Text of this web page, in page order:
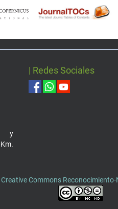
y
| Redes Sociales
Creative Commons